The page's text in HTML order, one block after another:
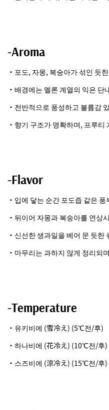
-Aroma
・포도, 자몽, 복숭아가 섞인 듯
・배경에는 멜론 계열의 익은 단
・전반적으로 풍성하고 볼륨감
・향기 구조가 명확하며, 프루티
-Flavor
・입에 닿는 순간 포도즙 같은
・뒤이어 자몽과 복숭아를 연상
・신선한 생과일을 베어 문 듯
・마무리는 과하지 않게 정리되
-Temperature
・유키비에 (雪冷え) (5℃전/후)
・하나비에 (花冷え) (10℃전/후)
・스즈비에 (涼冷え) (15℃전/후)